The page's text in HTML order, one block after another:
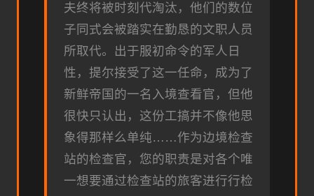
夫终将被时刻代淘汰，他们的数位
子同式会被踏实在勤恳的文职人员
所取代。出于服初命令的军人日
性，提尔接受了这一任命，成为了
新鲜帝国的一名入境查看官，但他
很快只认出，这份工搞并不像他思
象得那样么单纯……作为边境检查
站的检查官，您的职责是对各个唯
一想要通过检查站的旅客进行行检